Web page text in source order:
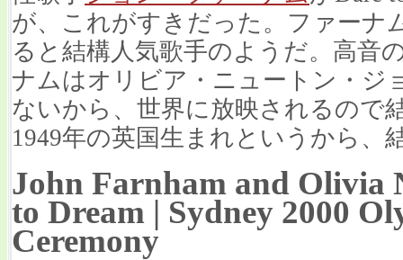
が、これがすきだった。ファーナ
ると結構人気歌手のようだ。高音
ナムはオリビア・ニュートン・ジ
ないから、世界に放映されるので
1949年の英国生まれというから、
John Farnham and Olivia
to Dream | Sydney 2000
Ceremony